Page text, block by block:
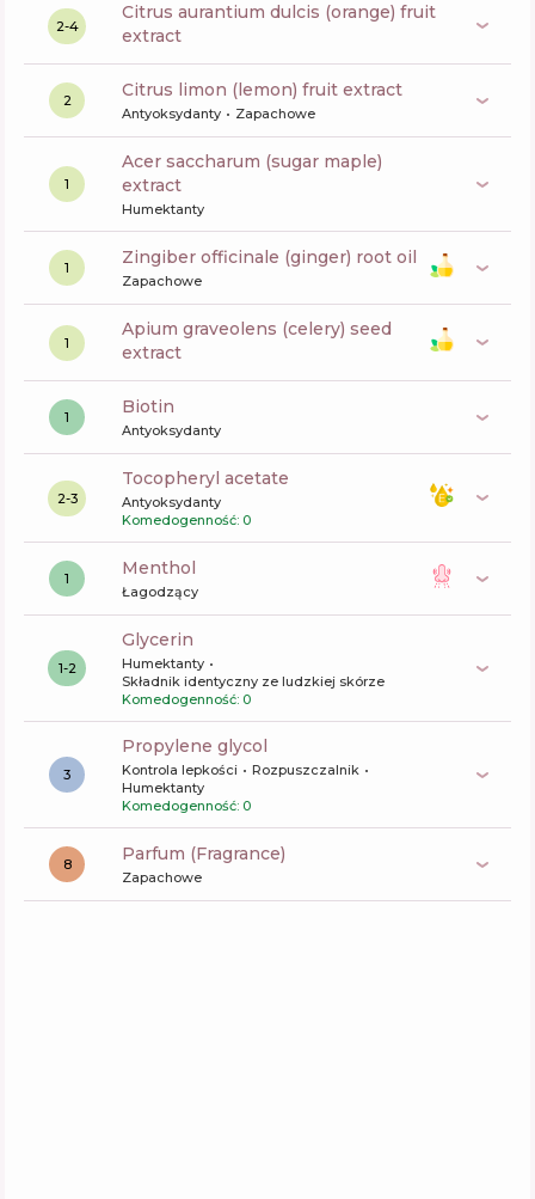
2-4
citrus aurantium dulcis (orange) fruit
extract
2 citrus limon (lemon) fruit extract
Antyoksydanty Zapachowe
1
acer saccharum (sugar maple)
extract
Humektanty
1 zingiber officinale (ginger) root oil
Zapachowe
1
apium graveolens (celery) seed
extract
1 biotin
Antyoksydanty
2-3
tocopheryl acetate
Antyoksydanty
Komedogenność: 0
1 menthol
Łagodzący
1-2
glycerin
Humektanty
Składnik identyczny ze ludzkiej skórze
Komedogenność: 0
3
propylene glycol
Kontrola lepkości
Rozpuszczalnik
Humektanty
Komedogenność: 0
8 Parfum (Fragrance)
Zapachowe